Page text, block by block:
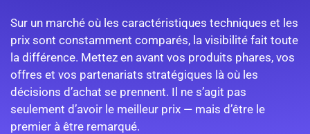
Sur un marché où les caractéristiques techniques et les
prix sont constamment comparés, la visibilité fait toute
la différence. Mettez en avant vos produits phares, vos
offres et vos partenariats stratégiques là où les
décisions d’achat se prennent. Il ne s’agit pas
seulement d’avoir le meilleur prix — mais d’être le
premier à être remarqué.